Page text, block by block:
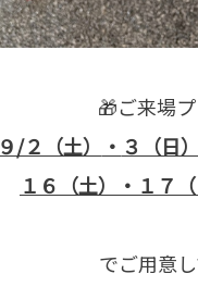
🎁ご来場
９/２（土）
・ ３（日）
１６（土）・１７
でご用意